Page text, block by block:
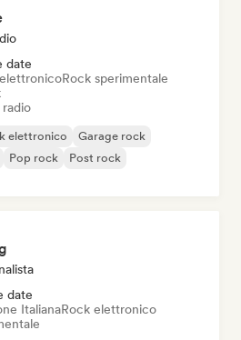
date
Rock sperimentale
elettronico
Garage rock
Pop rock
Post rock
date
ItalianaRock elettronico